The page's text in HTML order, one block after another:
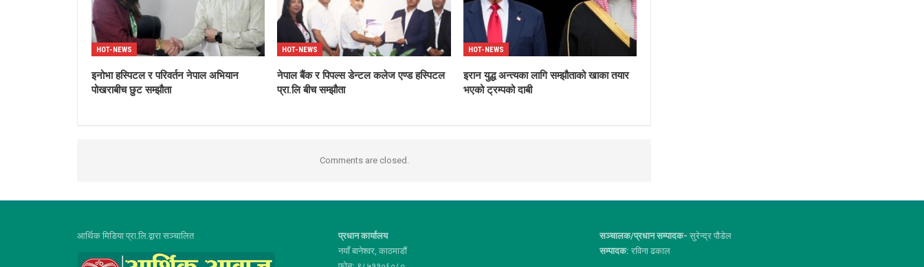
HOT-NEWS
इनोभा हस्पिटल र परिवर्तन नेपाल अभियान
पोखराबीच छुट सम्झौता
HOT-NEWS
नेपाल बैंक र पिपल्स डेन्टल कलेज एण्ड हस्पिटल
प्रा.लि बीच सम्झौता
HOT-NEWS
इरान युद्ध अन्त्यका लागि सम्झौताको खाका तयार
भएको ट्रम्पको दाबी
Comments are closed.
आर्थिक मिडिया प्रा.लि.द्वारा सञ्चालित
प्रधान कार्यालय
नयाँ बानेश्वर, काठमाडौं
सञ्चालक/प्रधान सम्पादक- सुरेन्द्र पौडेल
सम्पादक: रविना ढकाल